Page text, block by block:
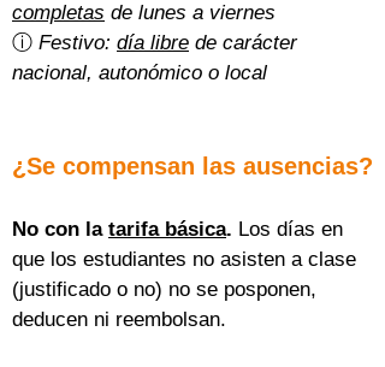
completas de lunes a viernes
ⓘ Festivo: día libre de carácter
nacional, autonómico o local
¿Se compensan las ausencias?
No con la tarifa básica. Los días en
que los estudiantes no asisten a clase
(justificado o no) no se posponen,
deducen ni reembolsan.